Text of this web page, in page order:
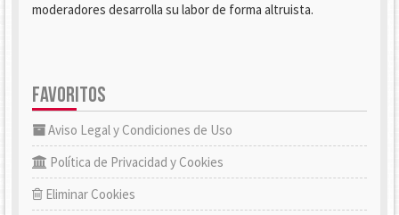
moderadores desarrolla su labor de forma altruista.
FAVORITOS
Aviso Legal y Condiciones de Uso
Política de Privacidad y Cookies
Eliminar Cookies